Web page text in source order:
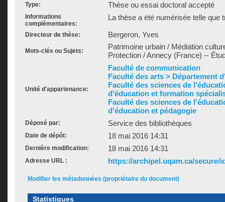
Type: Thèse ou essai doctoral accepté
Informations
complémentaires:
La thèse a été numérisée telle que
Directeur de thèse: Bergeron, Yves
Mots-clés ou Sujets:
Patrimoine urbain / Médiation
Protection / Annecy (France) --
Unité d'appartenance:
Faculté de communication
Faculté des arts > Département
Faculté des sciences de
d'éducation et formation
Faculté des sciences de
d'éducation et pédagogie
Déposé par: Service des bibliothèques
Date de dépôt: 18 mai 2016 14:31
Dernière modification: 18 mai 2016 14:31
Adresse URL : https://archipel.uqam.ca/secure/
Modifier les métadonnées (propriétaire du document)
Statistiques